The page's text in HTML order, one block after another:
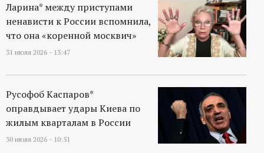
Ларина* между приступами
ненависти к России вспомнила,
что она «коренной москвич»
31 июля 2026 - 13:47
Русофоб Каспаров*
оправдывает удары Киева по
жилым кварталам в России
30 июля 2026 - 10:51